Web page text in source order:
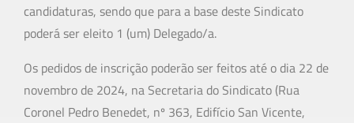
candidaturas, sendo que para a base deste Sindicato
poderá ser eleito 1 (um) Delegado/a.
Os pedidos de inscrição poderão ser feitos até o dia 22 de
novembro de 2024, na Secretaria do Sindicato (Rua
Coronel Pedro Benedet, nº 363, Edifício San Vicente,